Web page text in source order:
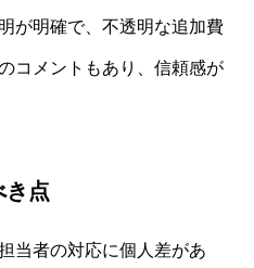
が明確で、不透明な追加費
コメントもあり、信頼感が
き点
当者の対応に個人差があ